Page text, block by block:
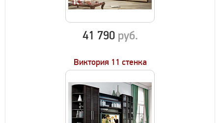
41 790 руб.
Виктория 11 стенка